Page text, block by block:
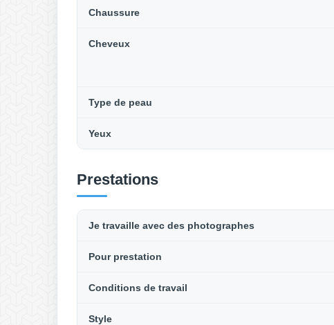
Chaussure
Cheveux
Type de peau
Yeux
Prestations
Je travaille avec des photographes
Pour prestation
Conditions de travail
Style